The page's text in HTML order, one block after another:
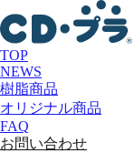
TOP
NEWS
樹脂商品
オリジナル商品
FAQ
お問い合わせ